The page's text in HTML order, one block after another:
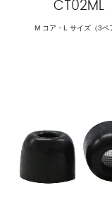
CT02ML
M コア・L サイズ（3ペ